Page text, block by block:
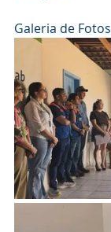
Galeria de Fotos